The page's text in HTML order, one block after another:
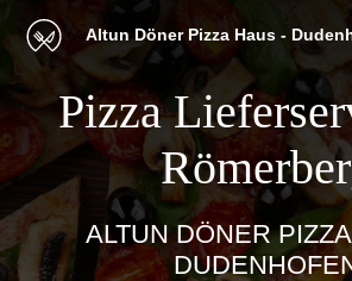
Altun Döner Pizza Haus -
Pizza
ALTUN DÖNER